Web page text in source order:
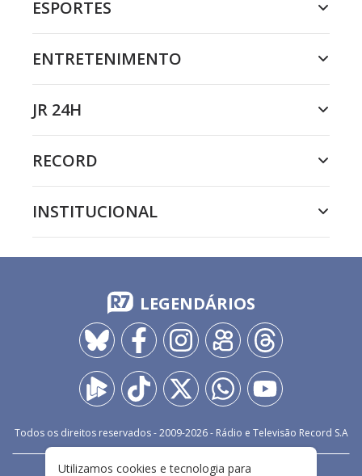
ESPORTES
ENTRETENIMENTO
JR 24H
RECORD
INSTITUCIONAL
LEGENDÁRIOS
Todos os direitos reservados - 2009-2026- Rádio e Televisão Record S.A
Utilizamos cookies e tecnologia para